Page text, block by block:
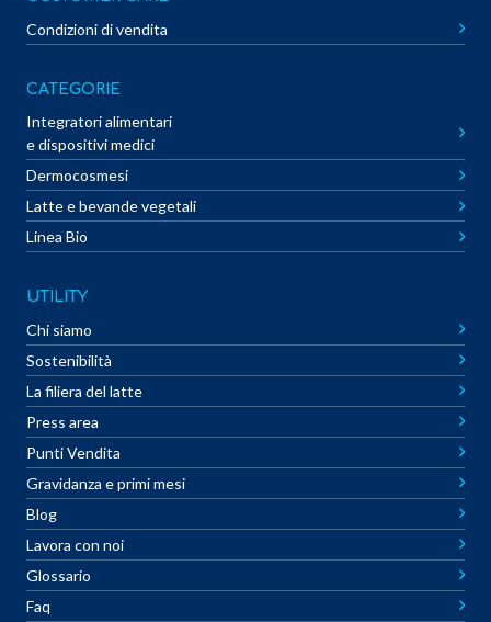
Condizioni di vendita
CATEGORIE
Integratori alimentari
e dispositivi medici
Dermocosmesi
Latte e bevande vegetali
Linea Bio
UTILITY
Chi siamo
Sostenibilità
La filiera del latte
Press area
Punti Vendita
Gravidanza e primi mesi
Blog
Lavora con noi
Glossario
Faq